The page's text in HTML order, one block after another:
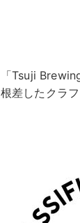
「Tsuji
根差したクラ